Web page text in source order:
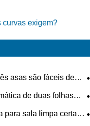
curvas exigem?
asas são fáceis de
de duas folhas
para sala limpa certa